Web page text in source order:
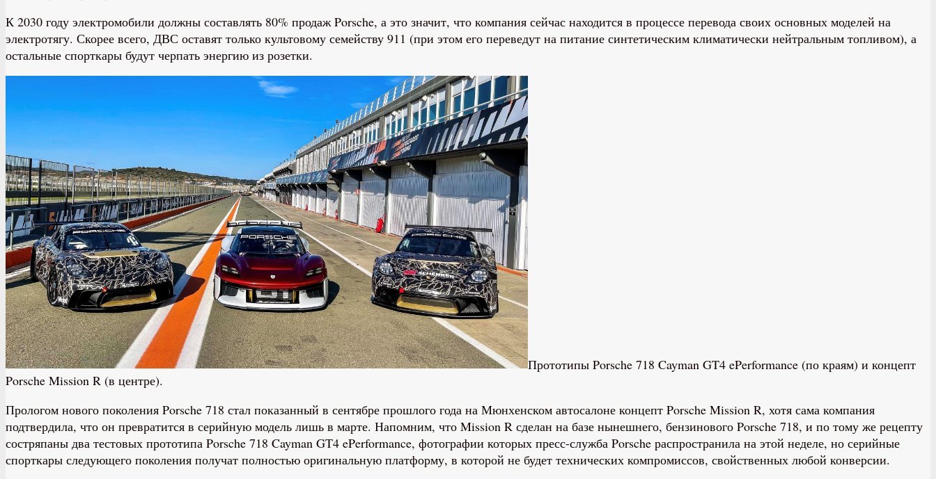
К 2030 году электромобили должны составлять 80% продаж Porsche, а это значит, что компания сейчас находится в процессе перевода своих основных моделей на
электротягу. Скорее всего, ДВС оставят только культовому семейству 911 (при этом его переведут на питание синтетическим климатически нейтральным топливом), а
остальные спорткары будут черпать энергию из розетки.
Прототипы Porsche 718 Cayman GT4 ePerformance (по краям) и концепт
Porsche Mission R (в центре).
Прологом нового поколения Porsche 718 стал показанный в сентябре прошлого года на Мюнхенском автосалоне концепт Porsche Mission R, хотя сама компания
подтвердила, что он превратится в серийную модель лишь в марте. Напомним, что Mission R сделан на базе нынешнего, бензинового Porsche 718, и по тому же рецепту
состряпаны два тестовых прототипа Porsche 718 Cayman GT4 ePerformance, фотографии которых пресс-служба Porsche распространила на этой неделе, но серийные
спорткары следующего поколения получат полностью оригинальную платформу, в которой не будет технических компромиссов, свойственных любой конверсии.